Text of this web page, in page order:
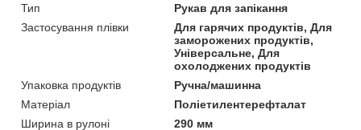
Тип
Рукав для запікання
Застосування плівки
Для гарячих продуктів, Для
заморожених продуктів,
Універсальне, Для
охолоджених продуктів
Упаковка продуктів
Ручна/машинна
Матеріал
Поліетилентерефталат
Ширина в рулоні
290 мм